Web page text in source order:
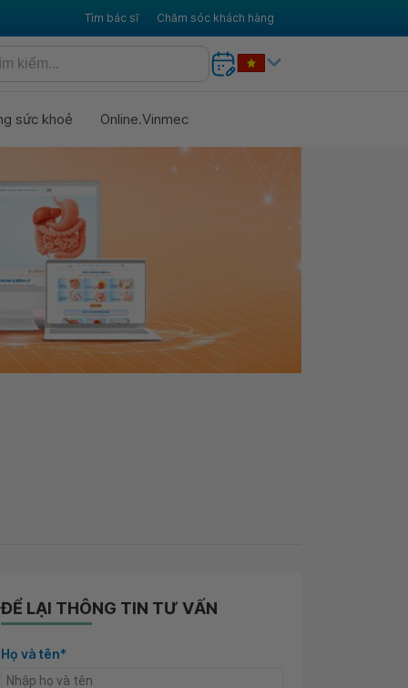
Tìm bác sĩ Chăm sóc khách hàng
sức khoẻ Online.Vinmec
ĐỂ LẠI THÔNG TIN TƯ VẤN
Họ và tên*